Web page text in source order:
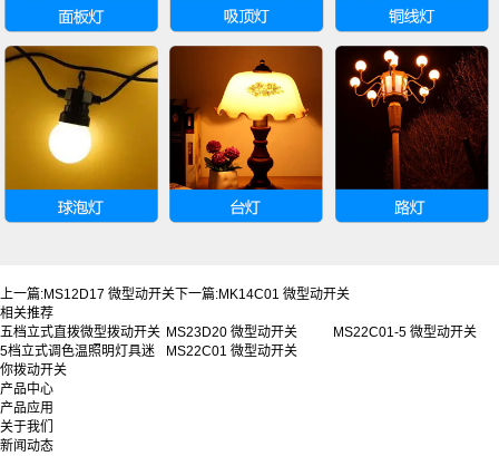
上一篇:MS12D17 微型动开关 下一篇:MK14C01 微型动开关
相关推荐
五档立式直拨微型拨动开关
5档立式调色温照明灯具迷
你拨动开关
MS23D20 微型动开关
MS22C01-5 微型动开关
MS22C01 微型动开关
产品中心
产品应用
关于我们
新闻动态